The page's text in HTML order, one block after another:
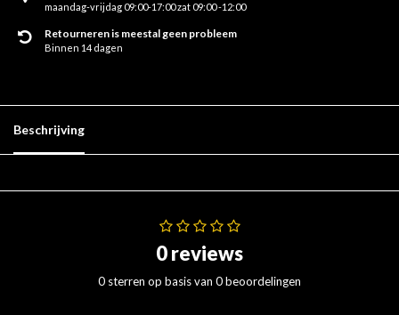
maandag-vrijdag 09:00-17:00 zat 09:00 -12:00
Retourneren is meestal geen probleem
Binnen 14 dagen
Beschrijving
0 reviews
0 sterren op basis van 0 beoordelingen